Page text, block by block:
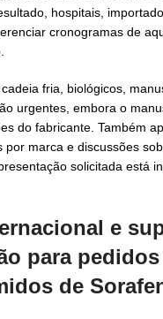
hospitais,
cronogramas de
fria, biológicos,
urgentes, embora o
do fabricante. Também
por marca e discussões
solicitada está
e
para
de